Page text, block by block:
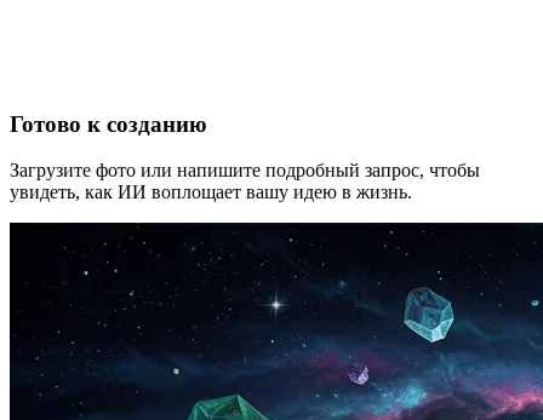
Готово к созданию
Загрузите фото или напишите подробный запрос, чтобы
увидеть, как ИИ воплощает вашу идею в жизнь.